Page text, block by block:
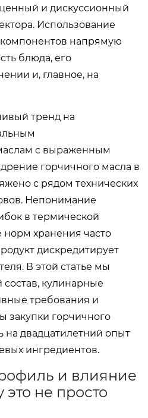
и дискуссионный
Использование
напрямую
блюда, его
и, главное, на
тренд на
с выраженным
горчичного масла в
с рядом технических
Непонимание
в термической
норм хранения часто
дискредитирует
В этой статье мы
кулинарные
требования и
закупки горчичного
на двадцатилетний опыт
ингредиентов.
и влияние
это не просто